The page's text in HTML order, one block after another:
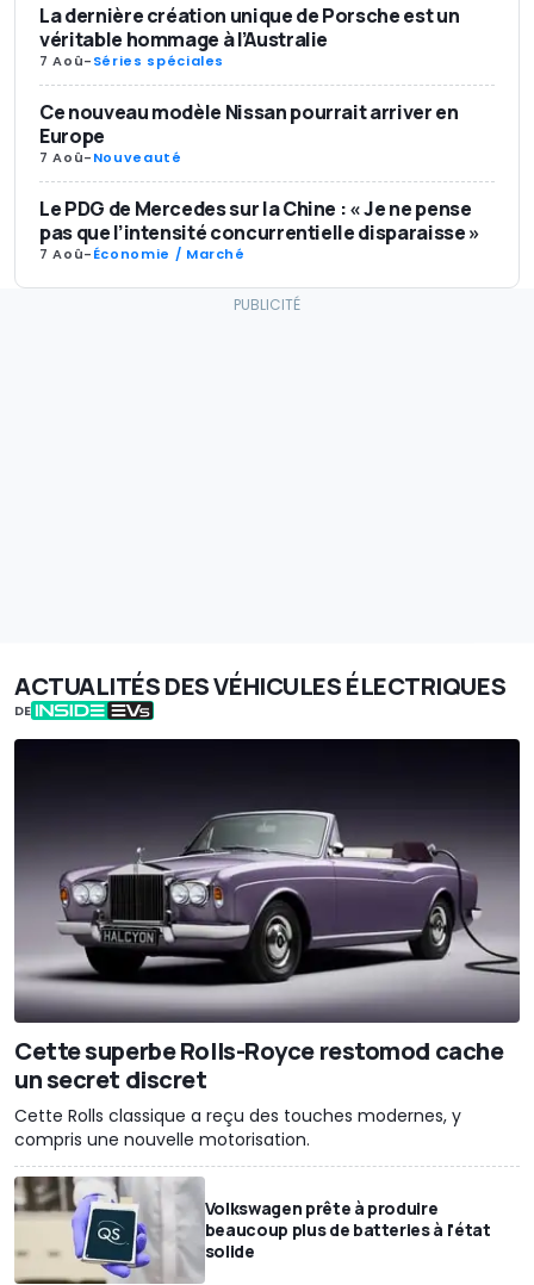
La dernière création unique de Porsche est un
véritable hommage à l’Australie
7 Aoû-Séries spéciales
Ce nouveau modèle Nissan pourrait arriver en
Europe
7 Aoû-Nouveauté
Le PDG de Mercedes sur la Chine : « Je ne pense
pas que l’intensité concurrentielle disparaisse »
7 Aoû-Économie / Marché
ACTUALITÉS DES VÉHICULES ÉLECTRIQUES
DE
Cette superbe Rolls-Royce restomod cache
un secret discret
Cette Rolls classique a reçu des touches modernes, y
compris une nouvelle motorisation.
Volkswagen prête à produire
beaucoup plus de batteries à l'état
solide